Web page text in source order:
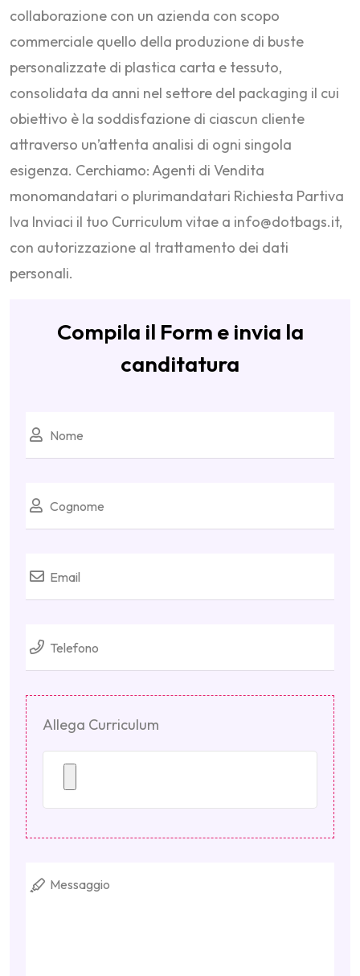
collaborazione con un azienda con scopo
commerciale quello della produzione di buste
personalizzate di plastica carta e tessuto,
consolidata da anni nel settore del packaging il cui
obiettivo è la soddisfazione di ciascun cliente
attraverso un’attenta analisi di ogni singola
esigenza. Cerchiamo: Agenti di Vendita
monomandatari o plurimandatari Richiesta Partiva
Iva Inviaci il tuo Curriculum vitae a info@dotbags.it,
con autorizzazione al trattamento dei dati
personali.
Compila il Form e invia la
canditatura
Allega Curriculum